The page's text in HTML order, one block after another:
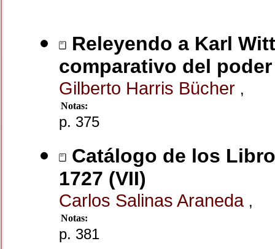
Releyendo a Karl
comparativo del
Gilberto Harris Bücher ,
Notas:
p. 375
Catálogo de los
1727 (VII)
Carlos Salinas Araneda ,
Notas:
p. 381